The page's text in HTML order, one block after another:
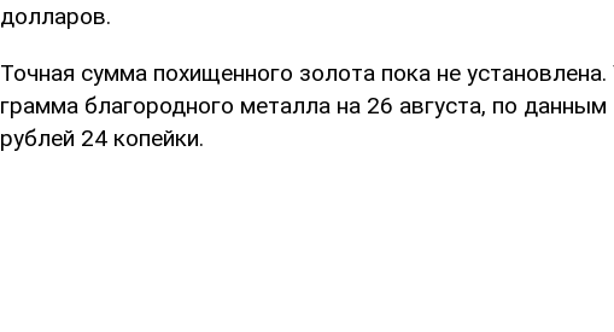
долларов.
Точная сумма похищенного золота пока не
грамма благородного металла на 26 августа, по
рублей 24 копейки.